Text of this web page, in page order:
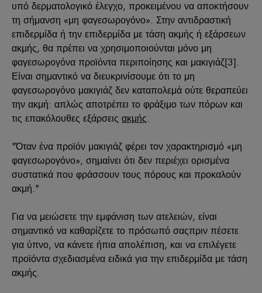
υπό δερματολογικό έλεγχο, προκειμένου να αποκτήσουν
τη σήμανση «μη φαγεσωρογόνο». Στην αντιδραστική
επιδερμίδα ή την επιδερμίδα με τάση ακμής ή εξάρσεων
ακμής, θα πρέπει να χρησιμοποιούνται μόνο μη
φαγεσωρογόνα προϊόντα περιποίησης και μακιγιάζ[3].
Είναι σημαντικό να διευκρινίσουμε ότι το μη
φαγεσωρογόνο μακιγιάζ δεν καταπολεμά ούτε θεραπεύει
την ακμή: απλώς αποτρέπει το φράξιμο των πόρων και
τις επακόλουθες εξάρσεις ακμής.
"Όταν ένα προϊόν μακιγιάζ φέρει τον χαρακτηρισμό «μη
φαγεσωρογόνο», σημαίνει ότι δεν περιέχει ορισμένα
συστατικά που φράσσουν τους πόρους και προκαλούν
ακμή."
Για να μειώσετε την εμφάνιση των ατελειών, είναι
σημαντικό να καθαρίζετε το πρόσωπό σαςπριν πέσετε
για ύπνο, να κάνετε ήπια απολέπιση, και να επιλέγετε
προϊόντα σχεδιασμένα ειδικά για την επιδερμίδα με τάση
ακμής.